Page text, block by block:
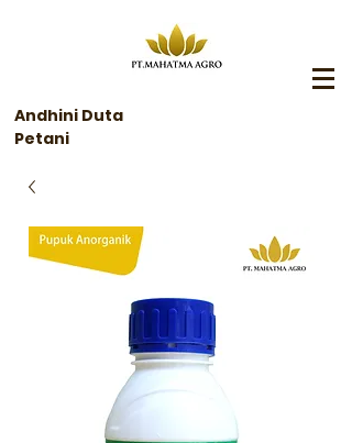
Andhini Duta
Petani